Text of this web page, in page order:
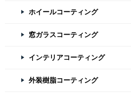
ホイールコーティング
窓ガラスコーティング
インテリアコーティング
外装樹脂コーティング